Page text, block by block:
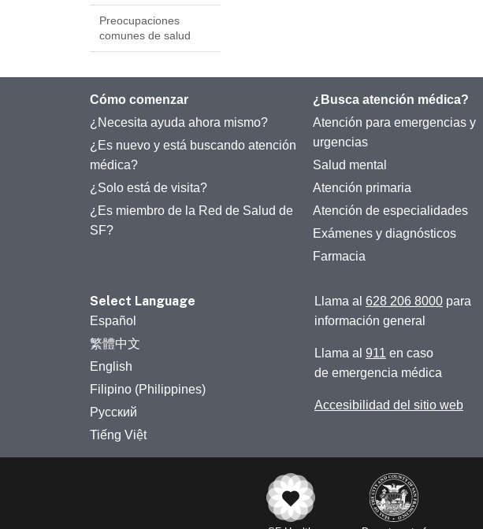
Preocupaciones
comunes de salud
Cómo comenzar
¿Necesita ayuda ahora mismo?
¿Es nuevo y está buscando atención
médica?
¿Solo está de visita?
¿Es miembro de la Red de Salud de
SF?
¿Busca atención médica?
Atención para emergencias y
urgencias
Salud mental
Atención primaria
Atención de especialidades
Exámenes y diagnósticos
Farmacia
Select Language
Español
繁體中文
English
Filipino (Philippines)
Русский
Tiếng Việt
Llama al 628 206 8000 para
información general
Llama al 911 en caso
de emergencia médica
Accesibilidad del sitio web